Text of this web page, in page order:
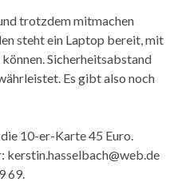
trotzdem mitmachen
steht ein Laptop bereit, mit
Sicherheitsabstand
Es gibt also noch
10-er-Karte 45 Euro.
kerstin.hasselbach@web.de
69.